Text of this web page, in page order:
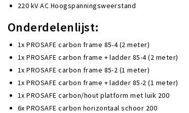
220 kV AC Hoogspanningsweerstand
Onderdelenlijst:
1x PROSAFE carbon frame 85-4 (2 meter)
1x PROSAFE carbon frame + ladder 85-4 (2 meter)
1x PROSAFE carbon frame 85-2 (1 meter)
1x PROSAFE carbon frame + ladder 85-2 (1 meter)
1x PROSAFE carbon/hout platform met luik 200
6x PROSAFE carbon horizontaal schoor 200